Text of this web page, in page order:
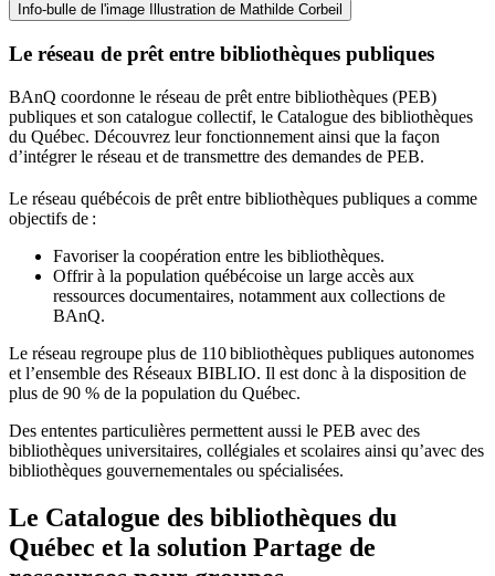
Info-bulle de l'image Illustration de Mathilde Corbeil
Le réseau de prêt entre bibliothèques publiques
BAnQ coordonne le réseau de prêt entre bibliothèques (PEB)
publiques et son catalogue collectif, le Catalogue des bibliothèques
du Québec. Découvrez leur fonctionnement ainsi que la façon
d’intégrer le réseau et de transmettre des demandes de PEB.
Le réseau québécois de prêt entre bibliothèques publiques a comme
objectifs de :
Favoriser la coopération entre les bibliothèques.
Offrir à la population québécoise un large accès aux
ressources documentaires, notamment aux collections de
BAnQ.
Le réseau regroupe plus de 110bibliothèques publiques autonomes
et l’ensemble des Réseaux BIBLIO. Il est donc à la disposition de
plus de 90 % de la population du Québec.
Des ententes particulières permettent aussi le PEB avec des
bibliothèques universitaires, collégiales et scolaires ainsi qu’avec des
bibliothèques gouvernementales ou spécialisées.
Le Catalogue des bibliothèques du
Québec et la solution Partage de